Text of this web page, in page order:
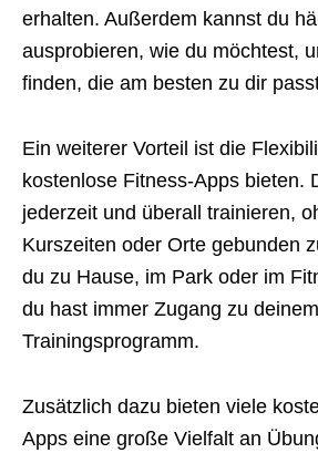
erhalten. Außerdem kannst du
ausprobieren, wie du möchtest,
finden, die am besten zu dir
Ein weiterer Vorteil ist die
kostenlose Fitness-Apps bieten.
jederzeit und überall trainieren,
Kurszeiten oder Orte gebunden
du zu Hause, im Park oder im
du hast immer Zugang zu
Trainingsprogramm.
Zusätzlich dazu bieten viele
Apps eine große Vielfalt an